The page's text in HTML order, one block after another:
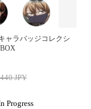
ャラバッジコレクシ
440JPY
Progress